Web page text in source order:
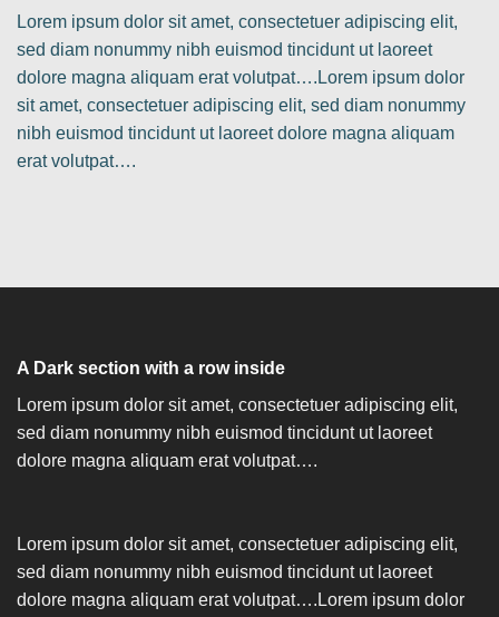
Lorem ipsum dolor sit amet, consectetuer adipiscing elit,
sed diam nonummy nibh euismod tincidunt ut laoreet
dolore magna aliquam erat volutpat….Lorem ipsum dolor
sit amet, consectetuer adipiscing elit, sed diam nonummy
nibh euismod tincidunt ut laoreet dolore magna aliquam
erat volutpat….
A Dark section with a row inside
Lorem ipsum dolor sit amet, consectetuer adipiscing elit,
sed diam nonummy nibh euismod tincidunt ut laoreet
dolore magna aliquam erat volutpat….
Lorem ipsum dolor sit amet, consectetuer adipiscing elit,
sed diam nonummy nibh euismod tincidunt ut laoreet
dolore magna aliquam erat volutpat….Lorem ipsum dolor